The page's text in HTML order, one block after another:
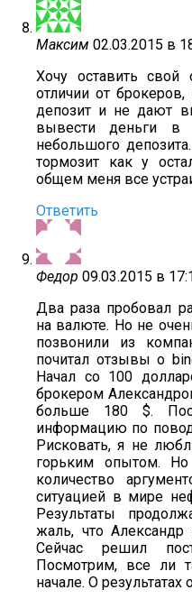
Максим 02.03.2015 в
Хочу оставить
отличии от
депозит и не дают
вывести деньги в
небольшого
тормозит как у
общем меня все
Ответить
Федор 09.03.2015 в
Два раза пробовал
на валюте. Но не
позвонили из
почитал отзывы о
Начал со 100
брокером
больше 180 $.
информацию по
Рисковать, я не
горьким опытом.
количество
ситуацией в мире
Результаты
жаль, что
Сейчас решил
Посмотрим, все ли
начале. О